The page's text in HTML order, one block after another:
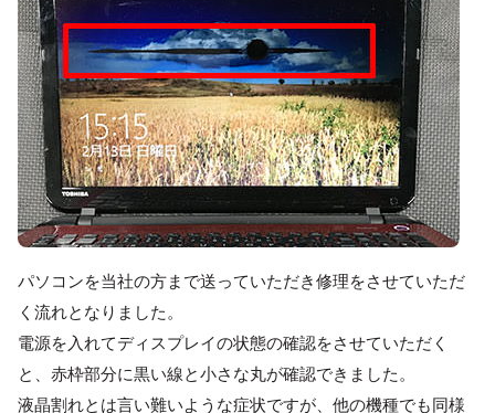
パソコンを当社の方まで送っていただき修理をさせていただ
く流れとなりました。
電源を入れてディスプレイの状態の確認をさせていただく
と、赤枠部分に黒い線と小さな丸が確認できました。
液晶割れとは言い難いような症状ですが、他の機種でも同様